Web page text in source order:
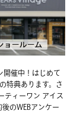
開催中！はじめて
特典あります。さ
ティーワン アイス
のWEBアンケー